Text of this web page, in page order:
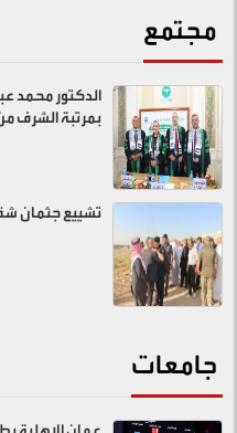
مجتمع
الدكتور محمد
بمرتبة الشرف
تشييع جثمان
جامعات